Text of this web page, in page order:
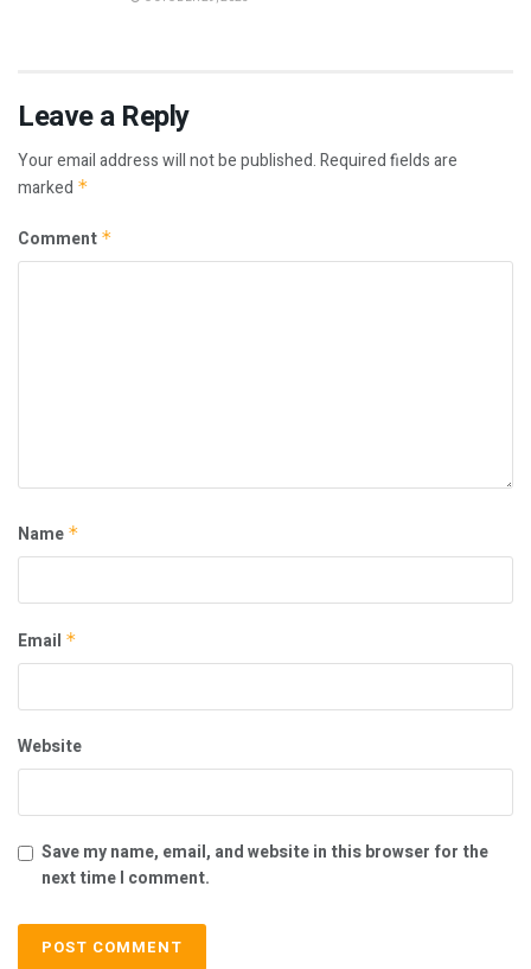
Leave a Reply
Your email address will not be published.Required fields are
marked *
Comment *
Name *
Email *
Website
Save my name, email, and website in this browser for the
next time I comment.